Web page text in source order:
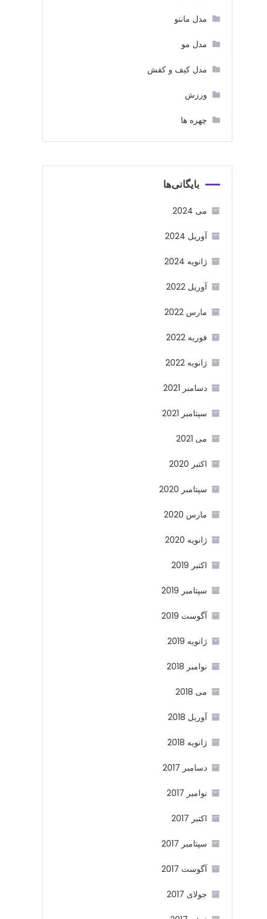
مدل مانتو
مدل مو
مدل کیف و کفش
ورزش
چهره ها
بایگانی‌ها
می 2024
آوریل 2024
ژانویه 2024
آوریل 2022
مارس 2022
فوریه 2022
ژانویه 2022
دسامبر 2021
سپتامبر 2021
می 2021
اکتبر 2020
سپتامبر 2020
مارس 2020
ژانویه 2020
اکتبر 2019
سپتامبر 2019
آگوست 2019
ژانویه 2019
نوامبر 2018
می 2018
آوریل 2018
ژانویه 2018
دسامبر 2017
نوامبر 2017
اکتبر 2017
سپتامبر 2017
آگوست 2017
جولای 2017